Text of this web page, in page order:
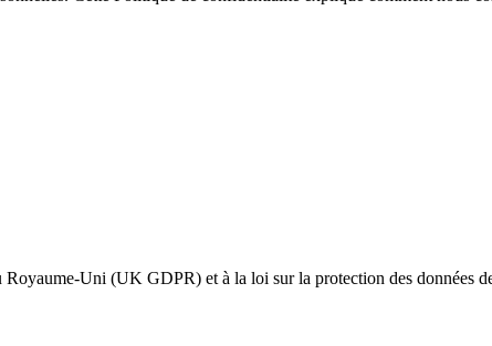
Uni (UK GDPR) et à la loi sur la protection des données